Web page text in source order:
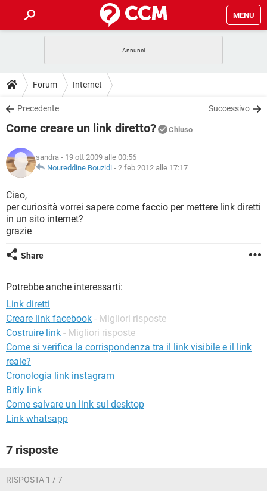
MENU
INTRATTENIMENTO
iOS
INSTAGRAM WHATSAPP
TIKTOK
HARDWARE
GUIDE
COVID-19
INSTAGRAM
TIKTOK
HARDWARE
DOWNLOAD
COVID-19 GAMING
INTRATTENIMENTO
iOS WINDOWS 10
INSTAGRAM
TIKTOK FACEBOOK
HARDWARE
COVID-19
INTRATTENIMENTO
iOS
INSTAGRAM
HARDWARE
GLOSSARIO
COVID-19
INTRATTENIMENTO ANDROID
iOS
INSTAGRAM
HARDWARE
Forum Internet
Precedente Successivo
Come creare un link diretto? Chiuso
sandra - 19 ott 2009 alle 00:56
Noureddine Bouzidi - 2 feb 2012 alle 17:17
Ciao,
per curiosità vorrei sapere come faccio per mettere link diretti
in un sito internet?
grazie
Share
Potrebbe anche interessarti:
Link diretti
Creare link facebook - Migliori risposte
Costruire link - Migliori risposte
Come si verifica la corrispondenza tra il link visibile e il link
reale?
Cronologia link instagram
Bitly link
Come salvare un link sul desktop
Link whatsapp
7 risposte
RISPOSTA 1 / 7